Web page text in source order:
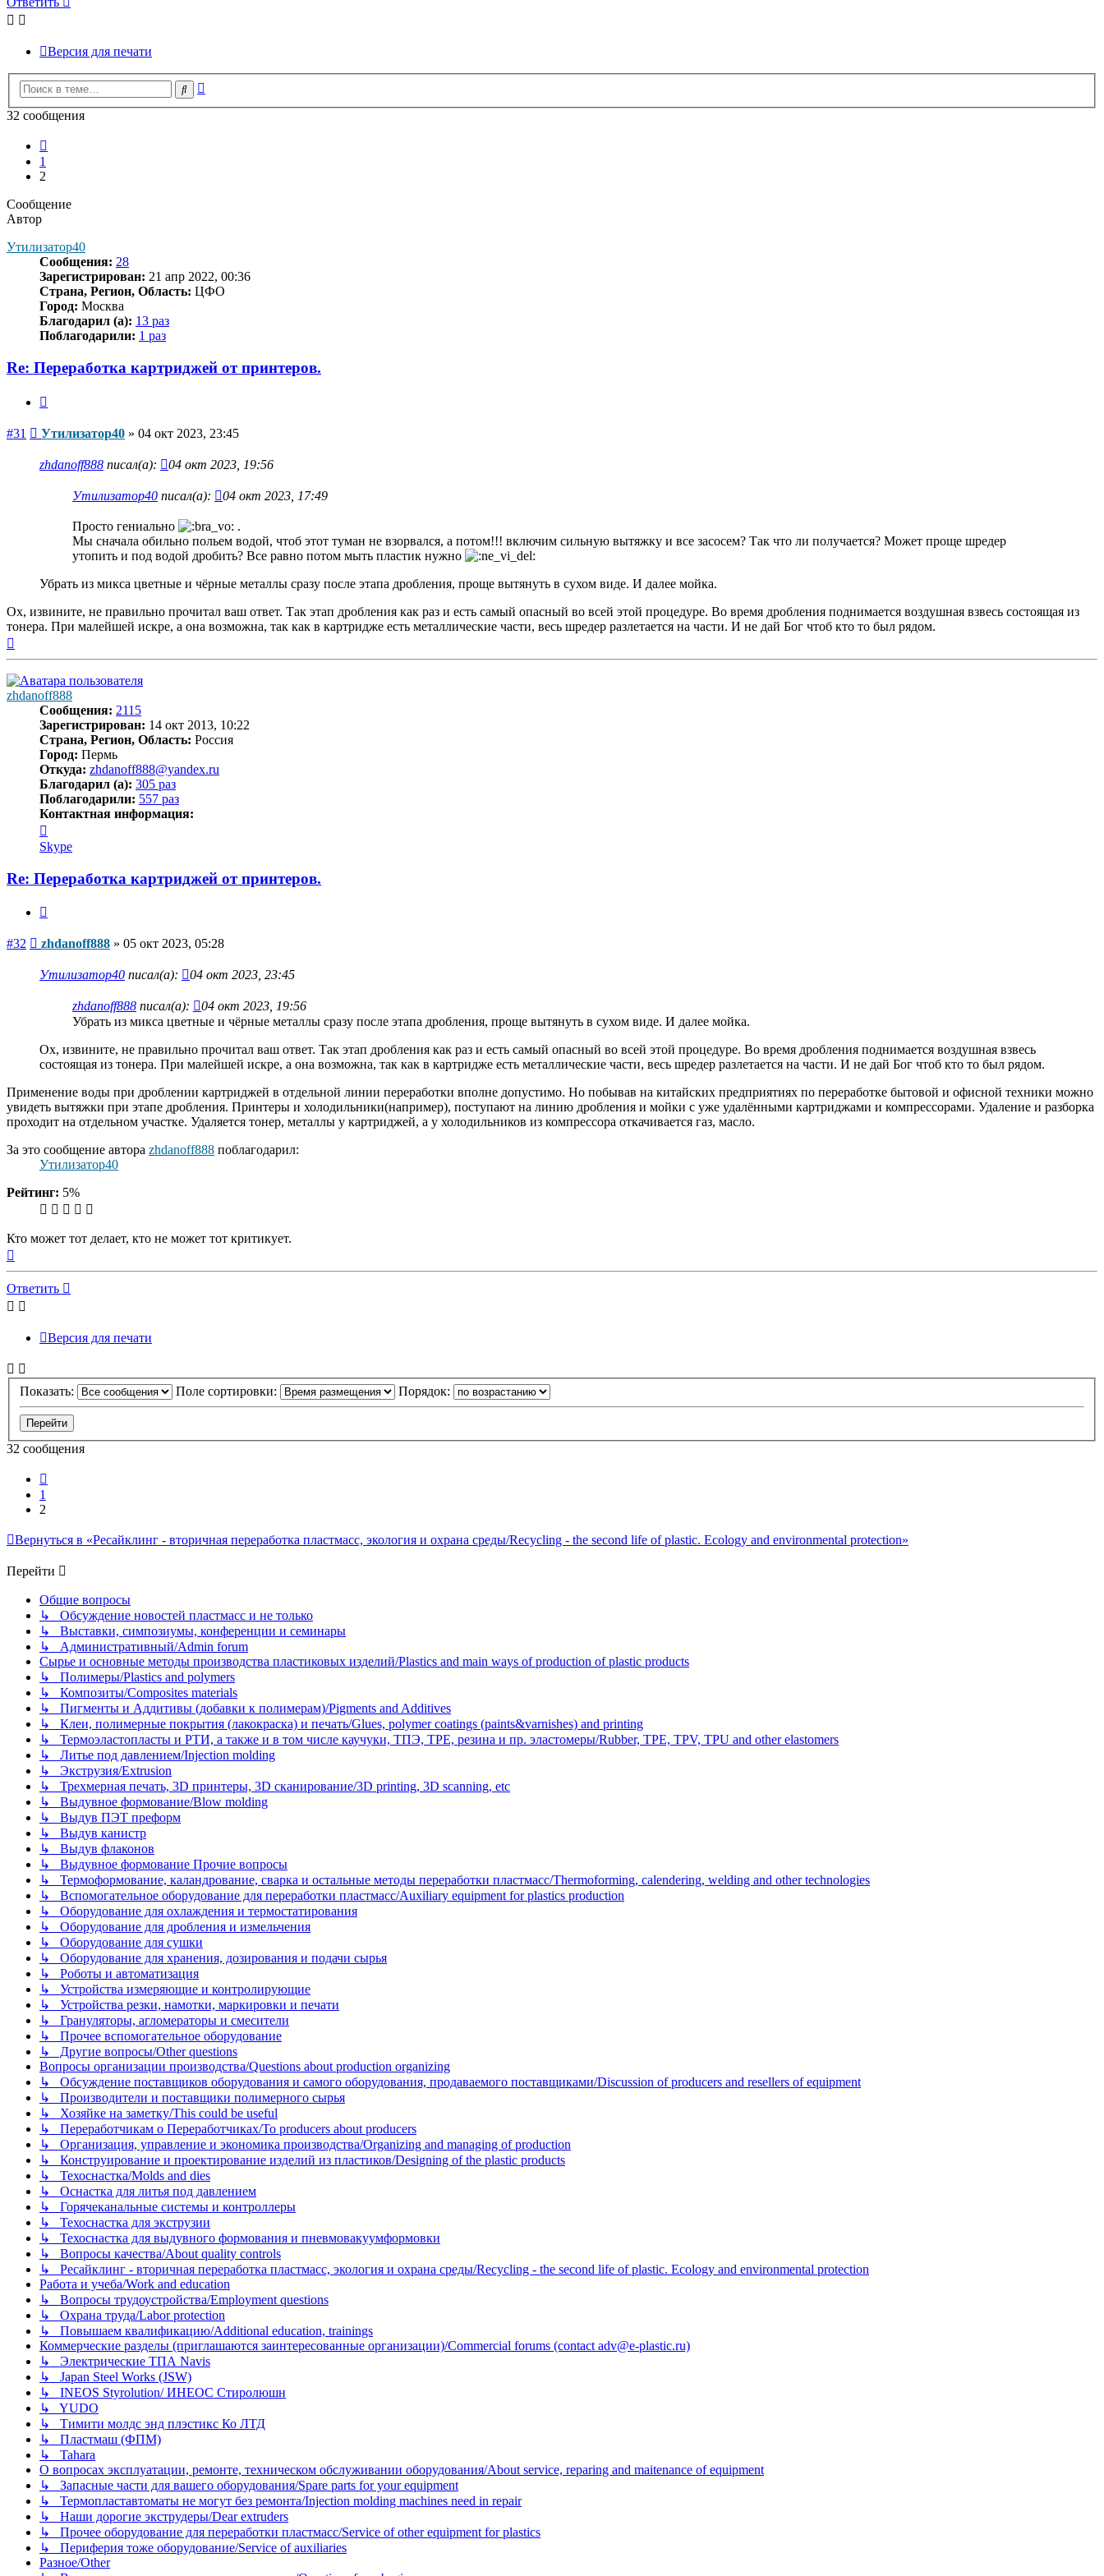
Версия для печати
Поиск
32 сообщения
1
2
Сообщение
Автор
Утилизатор40
Сообщения: 28
Зарегистрирован: 21 апр 2022, 00:36
Страна, Регион, Область: ЦФО
Город: Москва
Благодарил (а): 13 раз
Поблагодарили: 1 раз
Re: Переработка картриджей от принтеров.
#31 Сообщение
Утилизатор40 » 04 окт 2023, 23:45
zhdanoff888 писал(а): 04 окт 2023, 19:56
Утилизатор40 писал(а): 04 окт 2023, 17:49
Просто гениально
.
Мы сначала обильно польем водой, чтоб этот туман не взорвался, а потом!!! включим сильную вытяжку и все засосем? Так что ли получается? Может проще шредер
утопить и под водой дробить? Все равно потом мыть пластик нужно
Убрать из микса цветные и чёрные металлы сразу после этапа дробления, проще вытянуть в сухом виде. И далее мойка.
Ох, извините, не правильно прочитал ваш ответ. Так этап дробления как раз и есть самый опасный во всей этой процедуре. Во время дробления поднимается воздушная взвесь состоящая из
тонера. При малейшей искре, а она возможна, так как в картридже есть металлические части, весь шредер разлетается на части. И не дай Бог чтоб кто то был рядом.
zhdanoff888
Сообщения: 2115
Зарегистрирован: 14 окт 2013, 10:22
Страна, Регион, Область: Россия
Город: Пермь
Откуда: zhdanoff888@yandex.ru
Благодарил (а): 305 раз
Поблагодарили: 557 раз
Контактная информация:
информация
пользователя
zhdanoff888
Skype
Re: Переработка картриджей от принтеров.
#32 Сообщение
zhdanoff888 » 05 окт 2023, 05:28
Утилизатор40 писал(а): 04 окт 2023, 23:45
zhdanoff888 писал(а):
04 окт 2023, 19:56
Убрать из микса цветные и чёрные металлы сразу после этапа дробления, проще вытянуть в сухом виде. И далее мойка.
Ох, извините, не правильно прочитал ваш ответ. Так этап дробления как раз и есть самый опасный во всей этой процедуре. Во время дробления поднимается воздушная взвесь
состоящая из тонера. При малейшей искре, а она возможна, так как в картридже есть металлические части, весь шредер разлетается на части. И не дай Бог чтоб кто то был рядом.
Применение воды при дроблении картриджей в отдельной линии переработки вполне допустимо. Но побывав на китайских предприятиях по переработке бытовой и офисной техники можно
увидеть вытяжки при этапе дробления. Принтеры и холодильники(например), поступают на линию дробления и мойки с уже удалёнными картриджами и компрессорами. Удаление и разборка
проходит на отдельном участке. Удаляется тонер, металлы у картриджей, а у холодильников из компрессора откачивается газ, масло.
За это сообщение автора zhdanoff888 поблагодарил:
Утилизатор40
Рейтинг: 5%
Кто может тот делает, кто не может тот критикует.
началу
Ответить
Версия для печати
Показать: Поле сортировки: Порядок:
32 сообщения
1
2
Вернуться в «Ресайклинг - вторичная переработка пластмасс, экология и охрана среды/Recycling - the second life of plastic. Ecology and environmental protection»
Перейти
Общие вопросы
↳ Обсуждение новостей пластмасс и не только
↳ Выставки, симпозиумы, конференции и семинары
↳ Административный/Admin forum
Сырье и основные методы производства пластиковых изделий/Plastics and main ways of production of plastic products
↳ Полимеры/Plastics and polymers
↳ Композиты/Сomposites materials
↳ Пигменты и Аддитивы (добавки к полимерам)/Pigments and Additives
↳ Клеи, полимерные покрытия (лакокраска) и печать/Glues, polymer coatings (paints&varnishes) and printing
↳ Термоэластопласты и РТИ, а также и в том числе каучуки, ТПЭ, TPE, резина и пр. эластомеры/Rubber, TPE, TPV, TPU and other elastomers
↳ Литье под давлением/Injection molding
↳ Экструзия/Extrusion
↳ Трехмерная печать, 3D принтеры, 3D сканирование/3D printing, 3D scanning, etc
↳ Выдувное формование/Blow molding
↳ Выдув ПЭТ преформ
↳ Выдув канистр
↳ Выдув флаконов
↳ Выдувное формование Прочие вопросы
↳ Термоформование, каландрование, сварка и остальные методы переработки пластмасс/Thermoforming, calendering, welding and other technologies
↳ Вспомогательное оборудование для переработки пластмасс/Auxiliary equipment for plastics production
↳ Оборудование для охлаждения и термостатирования
↳ Оборудование для дробления и измельчения
↳ Оборудование для сушки
↳ Оборудование для хранения, дозирования и подачи сырья
↳ Роботы и автоматизация
↳ Устройства измеряющие и контролирующие
↳ Устройства резки, намотки, маркировки и печати
↳ Грануляторы, агломераторы и смесители
↳ Прочее вспомогательное оборудование
↳ Другие вопросы/Other questions
Вопросы организации производства/Questions about production organizing
↳ Обсуждение поставщиков оборудования и самого оборудования, продаваемого поставщиками/Discussion of producers and resellers of equipment
↳ Производители и поставщики полимерного сырья
↳ Хозяйке на заметку/This could be useful
↳ Переработчикам о Переработчиках/To producers about producers
↳ Организация, управление и экономика производства/Organizing and managing of production
↳ Конструирование и проектирование изделий из пластиков/Designing of the plastic products
↳ Техоснастка/Molds and dies
↳ Оснастка для литья под давлением
↳ Горячеканальные системы и контроллеры
↳ Техоснастка для экструзии
↳ Техоснастка для выдувного формования и пневмовакуумформовки
↳ Вопросы качества/About quality controls
↳ Ресайклинг - вторичная переработка пластмасс, экология и охрана среды/Recycling - the second life of plastic. Ecology and environmental protection
Работа и учеба/Work and education
↳ Вопросы трудоустройства/Employment questions
↳ Охрана труда/Labor protection
↳ Повышаем квалификацию/Additional education, trainings
Коммерческие разделы (приглашаются заинтересованные организации)/Commercial forums (contact adv@e-plastic.ru)
↳ Электрические ТПА Navis
↳ Japan Steel Works (JSW)
↳ INEOS Styrolution/ ИНЕОС Стиролюшн
↳ YUDO
↳ Тимити молдс энд плэстикс Ко ЛТД
↳ Пластмаш (ФПМ)
↳ Tahara
О вопросах эксплуатации, ремонте, техническом обслуживании оборудования/About service, reparing and maitenance of equipment
↳ Запасные части для вашего оборудования/Spare parts for your equipment
↳ Термопластавтоматы не могут без ремонта/Injection molding machines need in repair
↳ Наши дорогие экструдеры/Dear extruders
↳ Прочее оборудование для переработки пластмасс/Service of other equipment for plastics
↳ Периферия тоже оборудование/Service of auxiliaries
Разное/Other